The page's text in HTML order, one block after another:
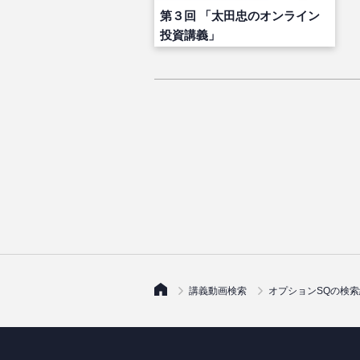
第３回 「太田忠のオンライン
投資講義」
講義動画検索 オプションSQの検